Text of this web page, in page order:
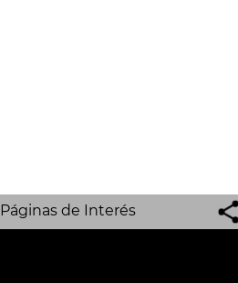
Páginas de Interés